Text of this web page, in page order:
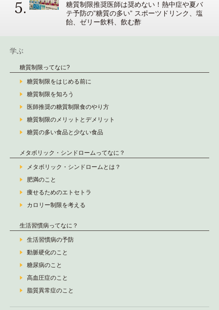
糖質制限推奨医師は奨めない！熱中症や夏バ
テ予防の”糖質の多い” スポーツドリンク、塩
飴、ゼリー飲料、飲む酢
学ぶ
糖質制限ってなに?
糖質制限をはじめる前に
糖質制限を知ろう
医師推奨の糖質制限食のやり方
糖質制限のメリットとデメリット
糖質の多い食品と少ない食品
メタボリック・シンドロームってなに？
メタボリック・シンドロームとは？
肥満のこと
痩せるためのエトセトラ
カロリー制限を考える
生活習慣病ってなに？
生活習慣病の予防
動脈硬化のこと
糖尿病のこと
高血圧症のこと
脂質異常症のこと